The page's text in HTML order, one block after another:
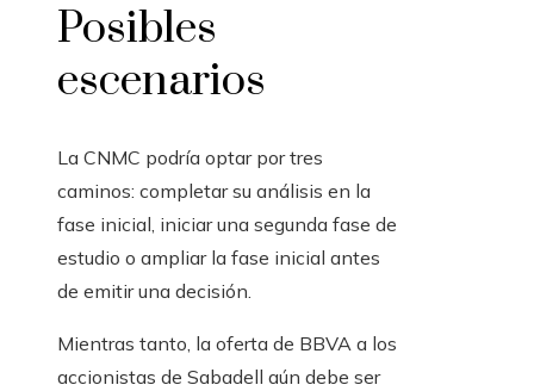
Posibles
escenarios
La CNMC podría optar por tres
caminos: completar su análisis en la
fase inicial, iniciar una segunda fase de
estudio o ampliar la fase inicial antes
de emitir una decisión.
Mientras tanto, la oferta de BBVA a los
accionistas de Sabadell aún debe ser